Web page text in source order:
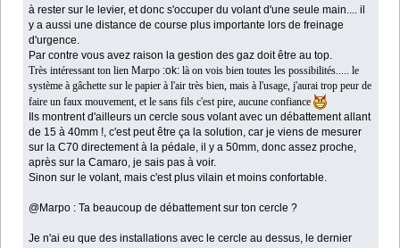
à rester sur le levier, et donc s'occuper du volant d'une seule main.... il
y a aussi une distance de course plus importante lors de freinage
d'urgence.
Par contre vous avez raison la gestion des gaz doit être au top.
Très intéressant ton lien Marpo :ok:là on vois bien toutes les possibilités..... le
système à gâchette sur le papier à l'air très bien, mais à l'usage, j'aurai trop peur de
faire un faux mouvement, et le sans fils c'est pire, aucune confiance
Ils montrent d'ailleurs un cercle sous volant avec un débattement allant
de 15 à 40mm !, c'est peut être ça la solution, car je viens de mesurer
sur la C70 directement à la pédale, il y a 50mm, donc assez proche,
après sur la Camaro, je sais pas à voir.
Sinon sur le volant, mais c'est plus vilain et moins confortable.
@Marpo : Ta beaucoup de débattement sur ton cercle ?
Je n'ai eu que des installations avec le cercle au dessus, le dernier